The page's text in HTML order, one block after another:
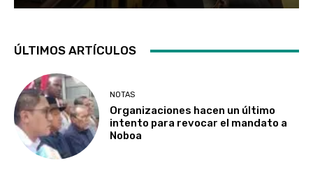
ÚLTIMOS ARTÍCULOS
NOTAS
Organizaciones hacen un último
intento para revocar el mandato a
Noboa